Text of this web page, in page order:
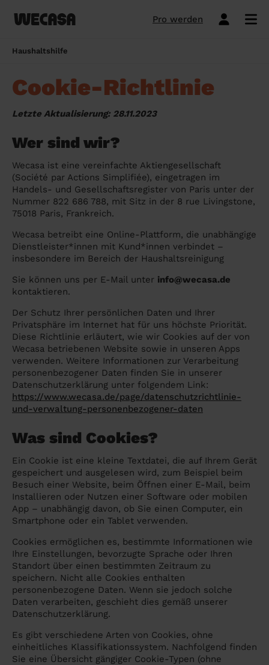
Pro werden
Haushaltshilfe
Cookie-Richtlinie
Letzte Aktualisierung: 28.11.2023
Wer sind wir?
Wecasa ist eine vereinfachte Aktiengesellschaft
(Société par Actions Simplifiée), eingetragen im
Handels- und Gesellschaftsregister von Paris unter der
Nummer 822 686 788, mit Sitz in der 8 rue Livingstone,
75018 Paris, Frankreich.
Wecasa betreibt eine Online-Plattform, die unabhängige
Dienstleister*innen mit Kund*innen verbindet –
insbesondere im Bereich der Haushaltsreinigung
Sie können uns per E-Mail unter info@wecasa.de
kontaktieren.
Der Schutz Ihrer persönlichen Daten und Ihrer
Privatsphäre im Internet hat für uns höchste Priorität.
Diese Richtlinie erläutert, wie wir Cookies auf der von
Wecasa betriebenen Website sowie in unseren Apps
verwenden. Weitere Informationen zur Verarbeitung
personenbezogener Daten finden Sie in unserer
Datenschutzerklärung unter folgendem Link:
https://www.wecasa.de/page/datenschutzrichtlinie-
und-verwaltung-personenbezogener-daten
Was sind Cookies?
Ein Cookie ist eine kleine Textdatei, die auf Ihrem Gerät
gespeichert und ausgelesen wird, zum Beispiel beim
Besuch einer Website, beim Öffnen einer E-Mail, beim
Installieren oder Nutzen einer Software oder mobilen
App – unabhängig davon, ob Sie einen Computer, ein
Smartphone oder ein Tablet verwenden.
Cookies ermöglichen es, bestimmte Informationen wie
Ihre Einstellungen, bevorzugte Sprache oder Ihren
Standort über einen bestimmten Zeitraum zu
speichern. Nicht alle Cookies enthalten
personenbezogene Daten. Wenn sie jedoch solche
Daten verarbeiten, geschieht dies gemäß unserer
Datenschutzerklärung.
Es gibt verschiedene Arten von Cookies, ohne
einheitliches Klassifikationssystem. Nachfolgend finden
Sie eine Übersicht gängiger Cookie-Typen (ohne
Unser Reinigungsservice
Reinigungsangebote
Frühjahrsputz
Standardreinigung
Grundreinigung
Reinigung der Ferienwohnung
Einmalige Wohnungsreinigung
Siehe Reinigungsdienste
Pro werden
Überall in Deutschland
Städte
Berlin
München
Frankfurt am Main
Stuttgart
Düsseldorf
Dortmund
Essen
Duisburg
Bochum
Wuppertal
Bonn
Oberhausen
Hagen
Hamm
Leverkusen
Die Regionen
Schleswig-Holstein
Brandenburg
Hamburg
Niedersachsen
Nordrhein-Westfalen
Hessen
Baden-Württemberg
Bayern
Unsere Artikel haushaltshilfe
Airbnb-Reinigung: Der komplette Guide
Putzfrau auf Rechnung online buchen:
respektvolle und geschlechtsneutrale
Haushaltshilfe steuerlich absetzen – so
funktioniert es
Versicherung Haushaltshilfe: Alles, was
du 2026 wissen musst
Haushaltshilfe für Senioren: Was
Endreinigung Ferienwohnung: Was du
wissen solltest
Haushaltshilfe anmelden: Lohnt es sich?
Putzfrau Stundenlohn 2026: Was kostet
eine Reinigungskraft wirklich?
Was verdient eine Putzfrau schwarz -
Kosten, Risiken und warum sich legale